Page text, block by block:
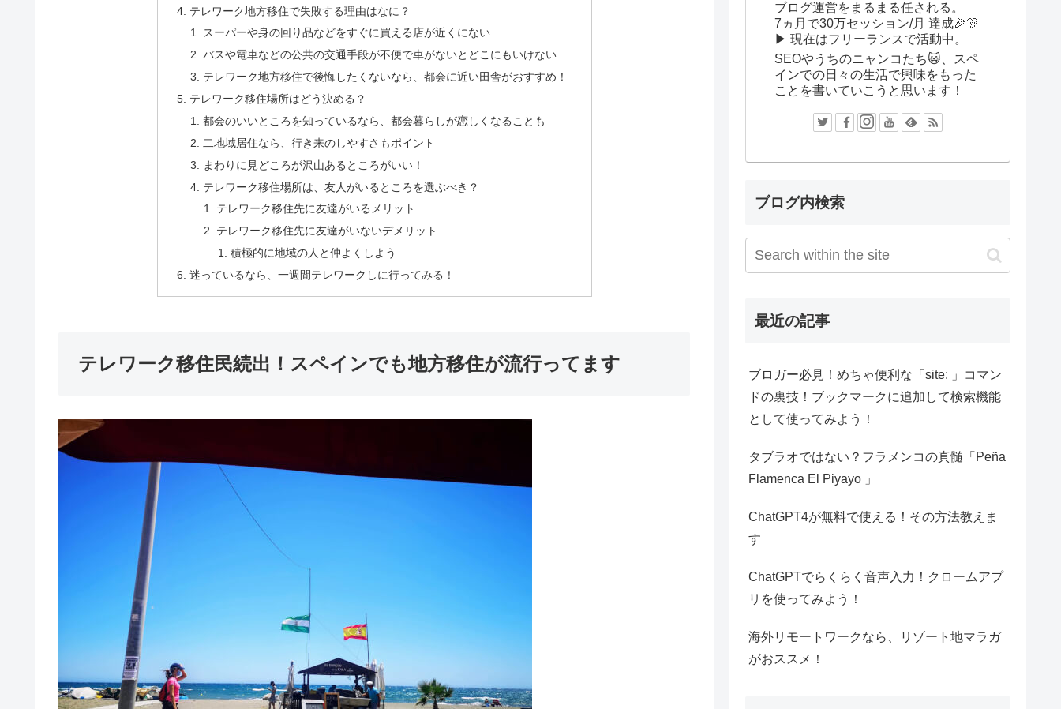
テレワーク地方移住で失敗する理由はなに？
スーパーや身の回り品などをすぐに買える店が近くにない
バスや電車などの公共の交通手段が不便で車がないとどこにもいけない
テレワーク地方移住で後悔したくないなら、都会に近い田舎がおすすめ！
テレワーク移住場所はどう決める？
都会のいいところを知っているなら、都会暮らしが恋しくなることも
二地域居住なら、行き来のしやすさもポイント
まわりに見どころが沢山あるところがいい！
テレワーク移住場所は、友人がいるところを選ぶべき？
テレワーク移住先に友達がいるメリット
テレワーク移住先に友達がいないデメリット
積極的に地域の人と仲よくしよう
迷っているなら、一週間テレワークしに行ってみる！
テレワーク移住民続出！スペインでも地方移住が流行ってます
ブログ運営をまるまる任される。
7ヵ月で30万セッション/月 達成🎉🎊
▶ 現在はフリーランスで活動中。
SEOやうちのニャンコたち😺、スペ
インでの日々の生活で興味をもった
ことを書いていこうと思います！
ブログ内検索
最近の記事
ブロガー必見！めちゃ便利な「site: 」コマン
ドの裏技！ブックマークに追加して検索機能
として使ってみよう！
タブラオではない？フラメンコの真髄「Peña
Flamenca El Piyayo 」
ChatGPT4が無料で使える！その方法教えま
す
ChatGPTでらくらく音声入力！クロームアプ
リを使ってみよう！
海外リモートワークなら、リゾート地マラガ
がおススメ！